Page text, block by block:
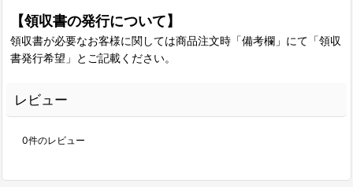
【領収書の発行について】
領収書が必要なお客様に関しては商品注文時「備考欄」にて「領収
書発行希望」とご記載ください。
レビュー
0件のレビュー